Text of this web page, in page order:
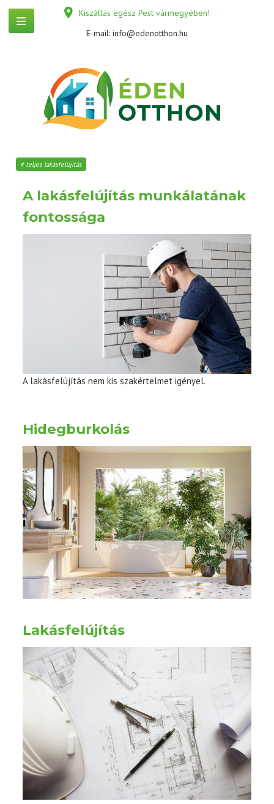
Kiszállás egész Pest vármegyében!
E-mail: info@edenotthon.hu
teljes lakásfelújítás
A lakásfelújítás munkálatának
fontossága
A lakásfelújítás nem kis szakértelmet igényel.
Hidegburkolás
Lakásfelújítás